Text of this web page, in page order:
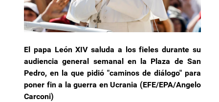
El papa León XIV saluda a los fieles durante su
audiencia general semanal en la Plaza de San
Pedro, en la que pidió "caminos de diálogo" para
poner fin a la guerra en Ucrania (EFE/EPA/Angelo
Carconi)